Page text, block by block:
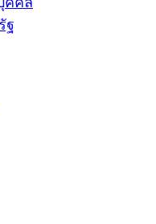
ฐ